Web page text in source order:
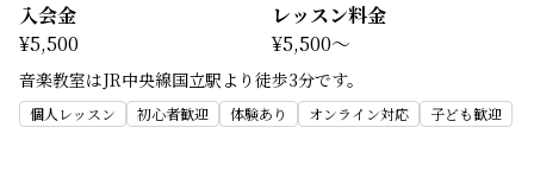
入会金
¥5,500
レッスン料金
¥5,500～
音楽教室はJR中央線国立駅より徒歩3分です。
個人レッスン 初心者歓迎 体験あり オンライン対応 子ども歓迎